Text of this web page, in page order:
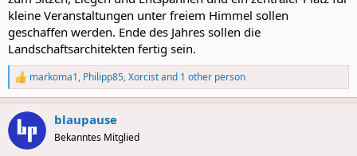
kleine Veranstaltungen unter freiem Himmel sollen
geschaffen werden. Ende des Jahres sollen die
Landschaftsarchitekten fertig sein.
R
e
a
c
t
i
markoma1, Philipp85,Xorcistand 1 other person
blaupause
Bekanntes Mitglied